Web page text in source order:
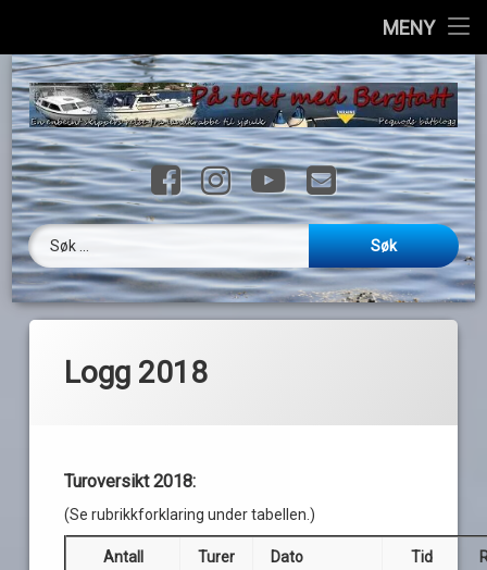
MENY
Info
Havner
Ressurser
Loggbok
Videoer
Kontakt
Hopp
til
innhold
FacebookInstagramYouTube
E-post
Søk etter:
Logg 2018
Turoversikt 2018:
(Se rubrikkforklaring under tabellen.)
Antall Turer Dato Tid